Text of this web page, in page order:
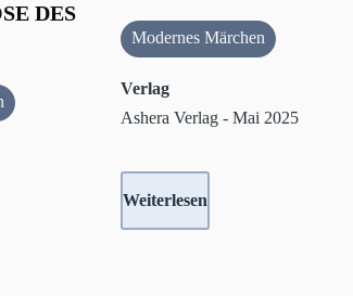
DES
Modernes Märchen
Verlag
Ashera Verlag - Mai 2025
Weiterlesen